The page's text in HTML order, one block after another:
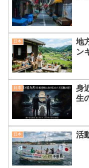
日本
地
ン
日本
身
生
日本 活